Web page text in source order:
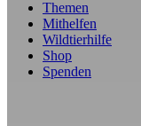
Themen
Mithelfen
Wildtierhilfe
Shop
Spenden